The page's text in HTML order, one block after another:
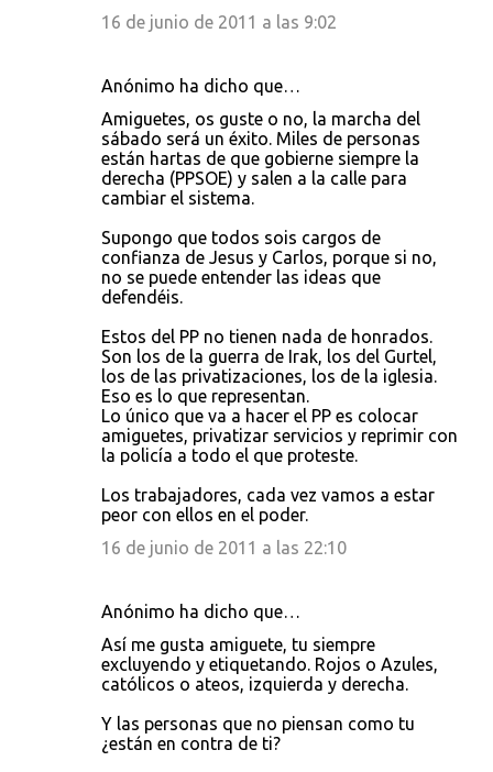
16 de junio de 2011 a las 9:02
Anónimo ha dicho que…
Amiguetes, os guste o no, la marcha del
sábado será un éxito. Miles de personas
están hartas de que gobierne siempre la
derecha (PPSOE) y salen a la calle para
cambiar el sistema.
Supongo que todos sois cargos de
confianza de Jesus y Carlos, porque si no,
no se puede entender las ideas que
defendéis.
Estos del PP no tienen nada de honrados.
Son los de la guerra de Irak, los del Gurtel,
los de las privatizaciones, los de la iglesia.
Eso es lo que representan.
Lo único que va a hacer el PP es colocar
amiguetes, privatizar servicios y reprimir con
la policía a todo el que proteste.
Los trabajadores, cada vez vamos a estar
peor con ellos en el poder.
16 de junio de 2011 a las 22:10
Anónimo ha dicho que…
Así me gusta amiguete, tu siempre
excluyendo y etiquetando. Rojos o Azules,
católicos o ateos, izquierda y derecha.
Y las personas que no piensan como tu
¿están en contra de ti?